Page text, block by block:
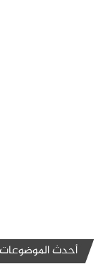
أحدث الموضوعات